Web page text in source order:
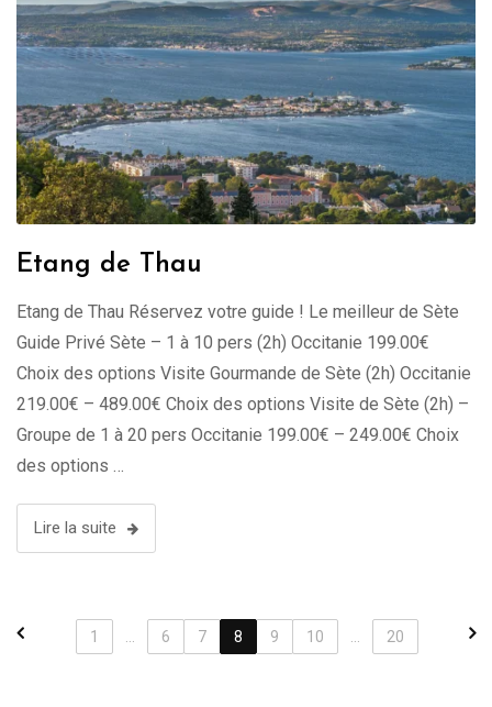
Etang de Thau
Etang de Thau Réservez votre guide ! Le meilleur de Sète
Guide Privé Sète – 1 à 10 pers (2h) Occitanie 199.00€
Choix des options Visite Gourmande de Sète (2h) Occitanie
219.00€ – 489.00€ Choix des options Visite de Sète (2h) –
Groupe de 1 à 20 pers Occitanie 199.00€ – 249.00€ Choix
des options …
Lire la suite
1 6 7 8 9 10 20